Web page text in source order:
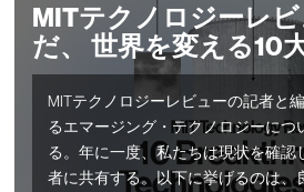
MITテクノロジーレ
だ、 世界を変える10
MITテクノロジーレビューの記者と
るエマージング・テクノロジーにつ
る。年に一度、私たちは現状を確認
者に共有する。以下に挙げるのは、